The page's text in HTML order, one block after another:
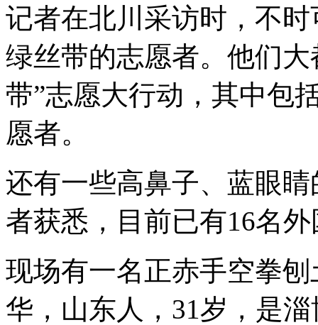
记者在北川采访时，不
绿丝带的志愿者。他们
带”志愿大行动，其中包
愿者。
还有一些高鼻子、蓝眼
者获悉，目前已有16名
现场有一名正赤手空拳
华，山东人，31岁，是